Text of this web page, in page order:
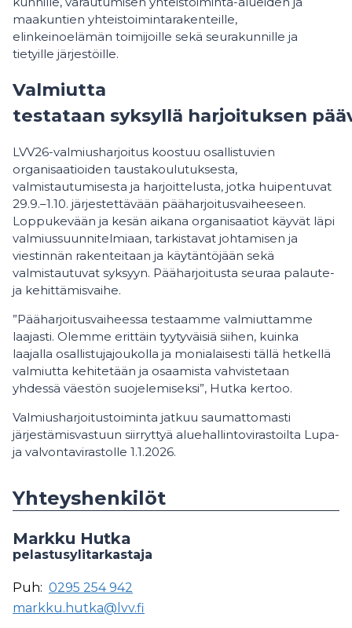
maakuntien yhteistoimintarakenteille,
elinkeinoelämän toimijoille sekä seurakunnille ja
tietyille järjestöille.
Valmiutta
testataan syksyllä harjoituksen
LVV26-valmiusharjoitus koostuu osallistuvien
organisaatioiden taustakoulutuksesta,
valmistautumisesta ja harjoittelusta, jotka huipentuvat
29.9.–1.10. järjestettävään pääharjoitusvaiheeseen.
Loppukevään ja kesän aikana organisaatiot käyvät läpi
valmiussuunnitelmiaan, tarkistavat johtamisen ja
viestinnän rakenteitaan ja käytäntöjään sekä
valmistautuvat syksyyn. Pääharjoitusta seuraa palaute-
ja kehittämisvaihe.
”Pääharjoitusvaiheessa testaamme valmiuttamme
laajasti. Olemme erittäin tyytyväisiä siihen, kuinka
laajalla osallistujajoukolla ja monialaisesti tällä hetkellä
valmiutta kehitetään ja osaamista vahvistetaan
yhdessä väestön suojelemiseksi”, Hutka kertoo.
Valmiusharjoitustoiminta jatkuu saumattomasti
järjestämisvastuun siirryttyä aluehallintovirastoilta Lupa-
ja valvontavirastolle 1.1.2026.
Yhteyshenkilöt
Markku Hutka
pelastusylitarkastaja
Puh: 0295 254 942
markku.hutka@lvv.fi